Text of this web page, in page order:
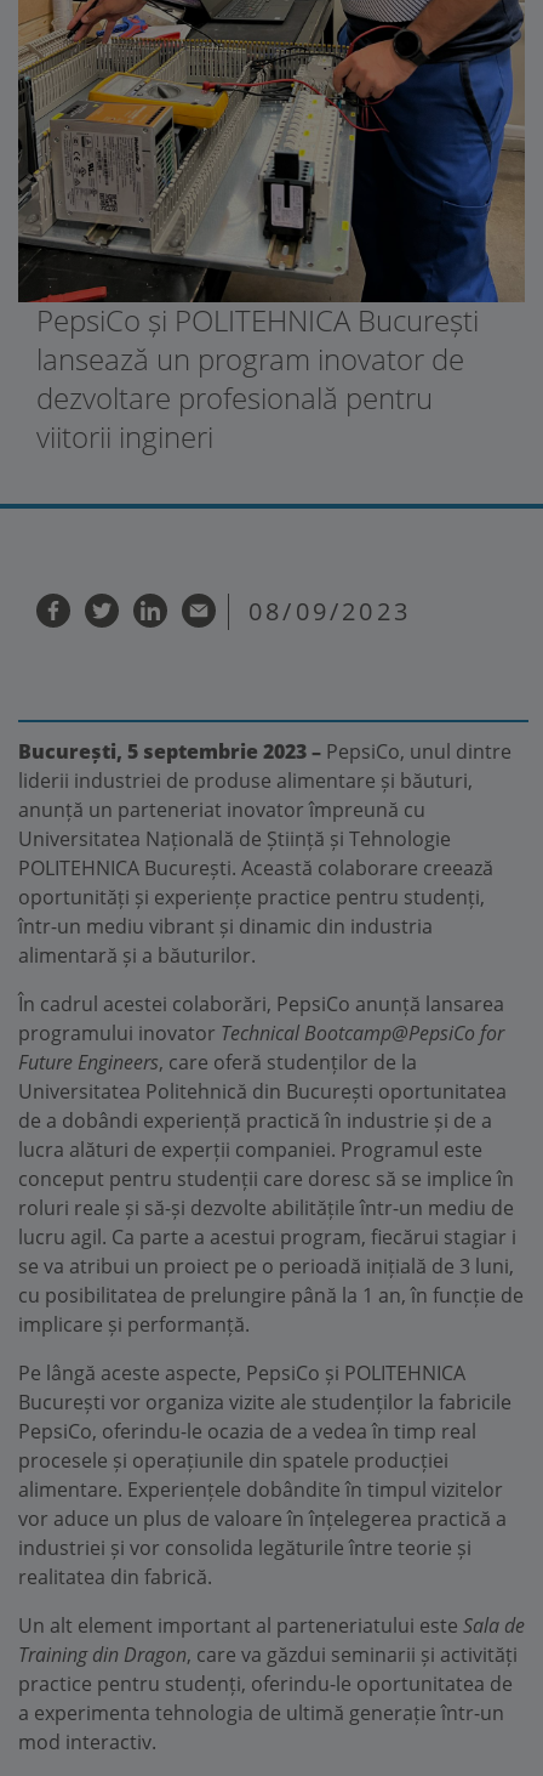
PepsiCo și POLITEHNICA București
lansează un program inovator de
dezvoltare profesională pentru
viitorii ingineri
08/09/2023
București, 5 septembrie 2023 – PepsiCo, unul dintre
liderii industriei de produse alimentare și băuturi,
anunță un parteneriat inovator împreună cu
Universitatea Națională de Știință și Tehnologie
POLITEHNICA București. Această colaborare creează
oportunități și experiențe practice pentru studenți,
într-un mediu vibrant și dinamic din industria
alimentară și a băuturilor.
În cadrul acestei colaborări, PepsiCo anunță lansarea
programului inovator Technical Bootcamp@PepsiCo for
Future Engineers, care oferă studenților de la
Universitatea Politehnică din București oportunitatea
de a dobândi experiență practică în industrie și de a
lucra alături de experții companiei. Programul este
conceput pentru studenții care doresc să se implice în
roluri reale și să-și dezvolte abilitățile într-un mediu de
lucru agil. Ca parte a acestui program, fiecărui stagiar i
se va atribui un proiect pe o perioadă inițială de 3 luni,
cu posibilitatea de prelungire până la 1 an, în funcție de
implicare și performanță.
Pe lângă aceste aspecte, PepsiCo și POLITEHNICA
București vor organiza vizite ale studenților la fabricile
PepsiCo, oferindu-le ocazia de a vedea în timp real
procesele și operațiunile din spatele producției
alimentare. Experiențele dobândite în timpul vizitelor
vor aduce un plus de valoare în înțelegerea practică a
industriei și vor consolida legăturile între teorie și
realitatea din fabrică.
Un alt element important al parteneriatului este Sala de
Training din Dragon, care va găzdui seminarii și activități
practice pentru studenți, oferindu-le oportunitatea de
a experimenta tehnologia de ultimă generație într-un
mod interactiv.